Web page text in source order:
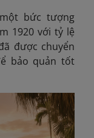
bức tượng
1920 với tỷ lệ
được chuyển
bảo quản tốt